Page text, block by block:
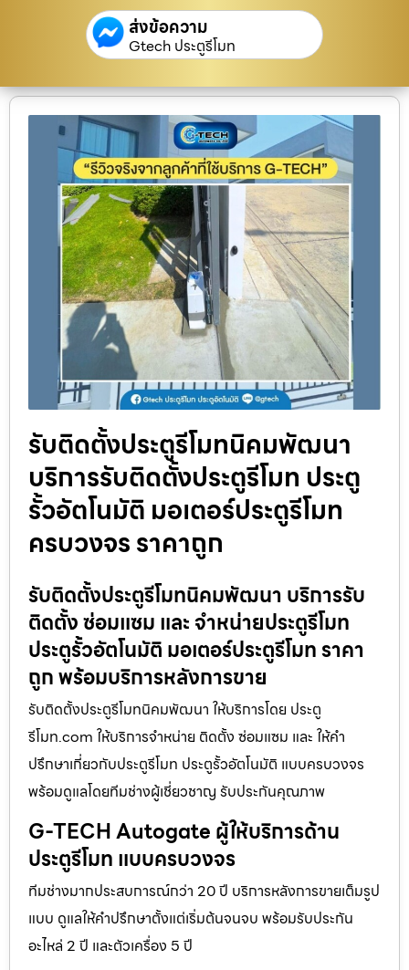
ส่งข้อความ
Gtech ประตูรีโมท
รับติดตั้งประตูรีโมทนิคมพัฒนา
บริการรับติดตั้งประตูรีโมท ประตู
รั้วอัตโนมัติ มอเตอร์ประตูรีโมท
ครบวงจร ราคาถูก
รับติดตั้งประตูรีโมทนิคมพัฒนา บริการรับ
ติดตั้ง ซ่อมแซม และ จำหน่ายประตูรีโมท
ประตูรั้วอัตโนมัติ มอเตอร์ประตูรีโมท ราคา
ถูก พร้อมบริการหลังการขาย
รับติดตั้งประตูรีโมทนิคมพัฒนา ให้บริการโดย ประตู
รีโมท.com ให้บริการจำหน่าย ติดตั้ง ซ่อมแซม และ ให้คำ
ปรึกษาเกี่ยวกับประตูรีโมท ประตูรั้วอัตโนมัติ แบบครบวงจร
พร้อมดูแลโดยทีมช่างผู้เชี่ยวชาญ รับประกันคุณภาพ
G-TECH Autogate ผู้ให้บริการด้าน
ประตูรีโมท แบบครบวงจร
ทีมช่างมากประสบการณ์กว่า 20 ปี บริการหลังการขายเต็มรูป
แบบ ดูแลให้คำปรึกษาตั้งแต่เริ่มต้นจนจบ พร้อมรับประกัน
อะไหล่ 2 ปี และตัวเครื่อง 5 ปี